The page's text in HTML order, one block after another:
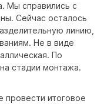
Мы справились с
Сейчас осталось
линию,
Не в виде
По
стадии монтажа.
итоговое